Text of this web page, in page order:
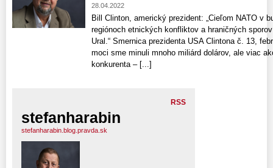
28.04.2022
Bill Clinton, americký prezident: „Cieľom NATO v
regiónoch etnických konfliktov a hraničných
Ural.“ Smernica prezidenta USA Clintona č. 13,
moci sme minuli mnoho miliárd dolárov, ale viac
konkurenta – [...]
RSS
stefanharabin
stefanharabin.blog.pravda.sk